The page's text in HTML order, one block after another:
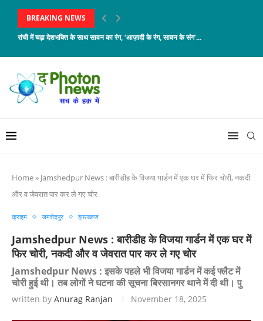
BREAKING NEWS
रांची में चढ़ा देशभक्ति के साथ सावन का रंग, ‘आज़ादी के रंग, सावन के संग’...
Home» Jamshedpur News : बारीडीह के विजया गार्डन में एक घर में फिर चोरी, नकदी
और व जेवरात पार कर ले गए चोर
क्राइम जमशेदपुर झारखण्ड
Jamshedpur News : बारीडीह के विजया गार्डन में एक घर में
फिर चोरी, नकदी और व जेवरात पार कर ले गए चोर
Jamshedpur News : इसके पहले भी विजया गार्डन में कई फ्लैट में
चोरी हुई थी। तब लोगों ने घटना की सूचना बिरसानगर थाने में दी थी। पु
written by Anurag Ranjan November 18, 2025